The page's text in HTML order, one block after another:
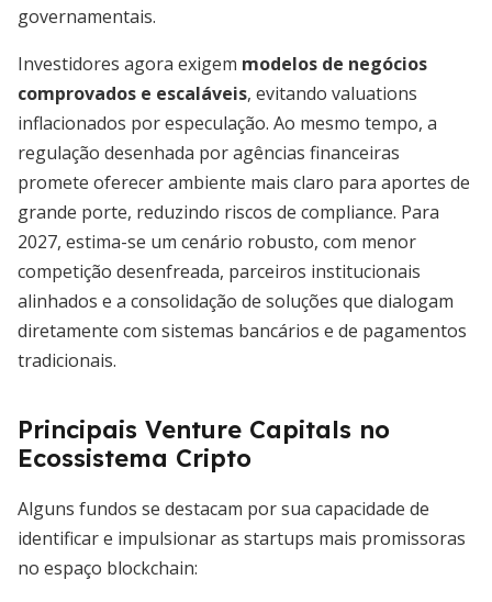
governamentais.
Investidores agora exigem modelos de negócios
comprovados e escaláveis, evitando valuations
inflacionados por especulação. Ao mesmo tempo, a
regulação desenhada por agências financeiras
promete oferecer ambiente mais claro para aportes de
grande porte, reduzindo riscos de compliance. Para
2027, estima-se um cenário robusto, com menor
competição desenfreada, parceiros institucionais
alinhados e a consolidação de soluções que dialogam
diretamente com sistemas bancários e de pagamentos
tradicionais.
Principais Venture Capitals no
Ecossistema Cripto
Alguns fundos se destacam por sua capacidade de
identificar e impulsionar as startups mais promissoras
no espaço blockchain: